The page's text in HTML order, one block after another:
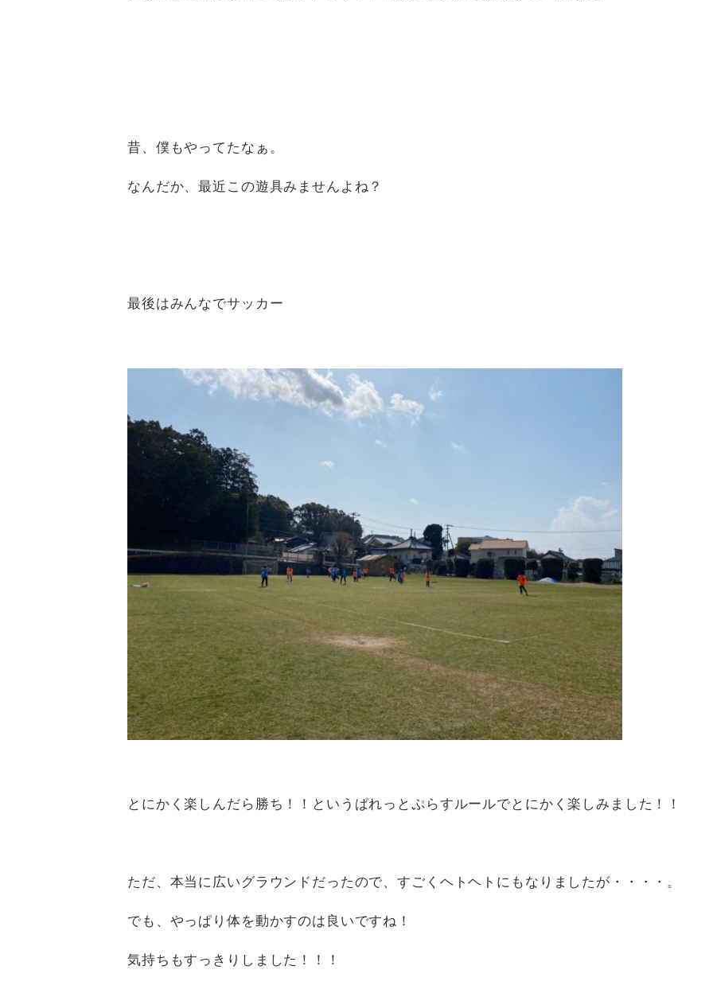
昔、僕もやってたなぁ。
なんだか、最近この遊具みませんよね？
最後はみんなでサッカー
とにかく楽しんだら勝ち！！というぱれっとぷらすルールでとにかく楽しみました！！
ただ、本当に広いグラウンドだったので、すごくヘトヘトにもなりましたが・・・・。
でも、やっぱり体を動かすのは良いですね！
気持ちもすっきりしました！！！